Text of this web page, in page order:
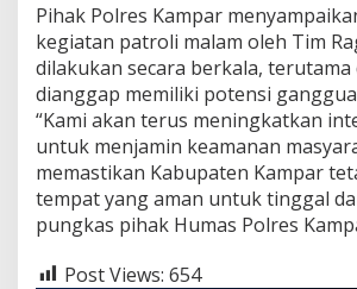
Pihak Polres Kampar
kegiatan patroli malam oleh Tim
dilakukan secara berkala, terutama
dianggap memiliki potensi
“Kami akan terus meningkatkan
untuk menjamin keamanan
memastikan Kabupaten Kampar
tempat yang aman untuk tinggal
pungkas pihak Humas Polres
Post Views: 654